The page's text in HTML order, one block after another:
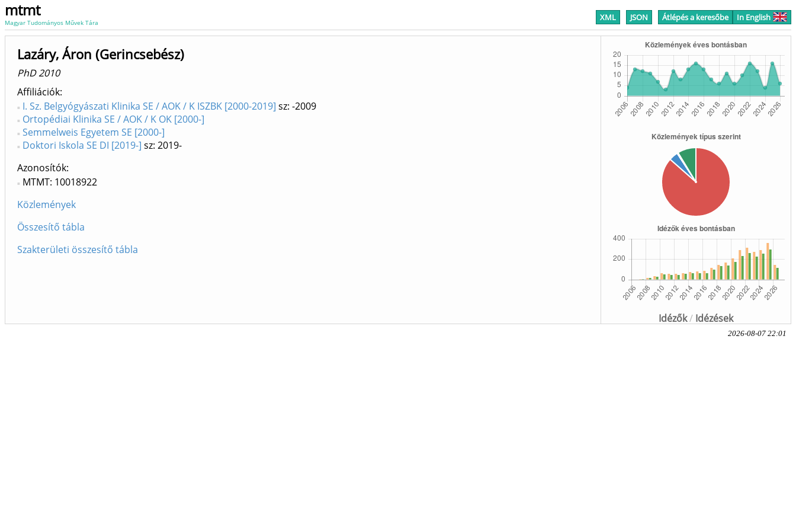
mtmt
Magyar Tudományos Művek Tára XML JSON Átlépés a keresőbe In English
Idézők/ Idézések
Lazáry, Áron (Gerincsebész)
PhD 2010
Affiliációk
I. Sz. Belgyógyászati Klinika SE / AOK / K ISZBK [2000-2019] sz: -2009
Ortopédiai Klinika SE / AOK / K OK [2000-]
Semmelweis Egyetem SE [2000-]
Doktori Iskola SE DI [2019-] sz: 2019-
Azonosítók
MTMT: 10018922
Közlemények
Összesítő tábla
Szakterületi összesítő tábla
2026-08-07 22:01